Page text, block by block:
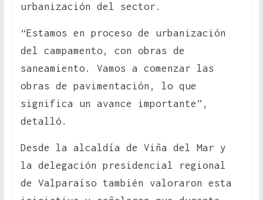
urbanización del sector.
“Estamos en proceso de urbanización
del campamento, con obras de
saneamiento. Vamos a comenzar las
obras de pavimentación, lo que
significa un avance importante”,
detalló.
Desde la alcaldía de Viña del Mar y
la delegación presidencial regional
de Valparaíso también valoraron esta